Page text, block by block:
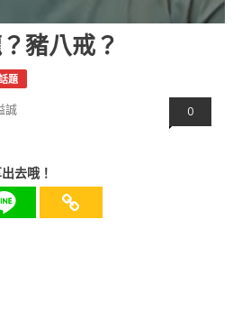
豬八戒？
題
誠 0
去哦！